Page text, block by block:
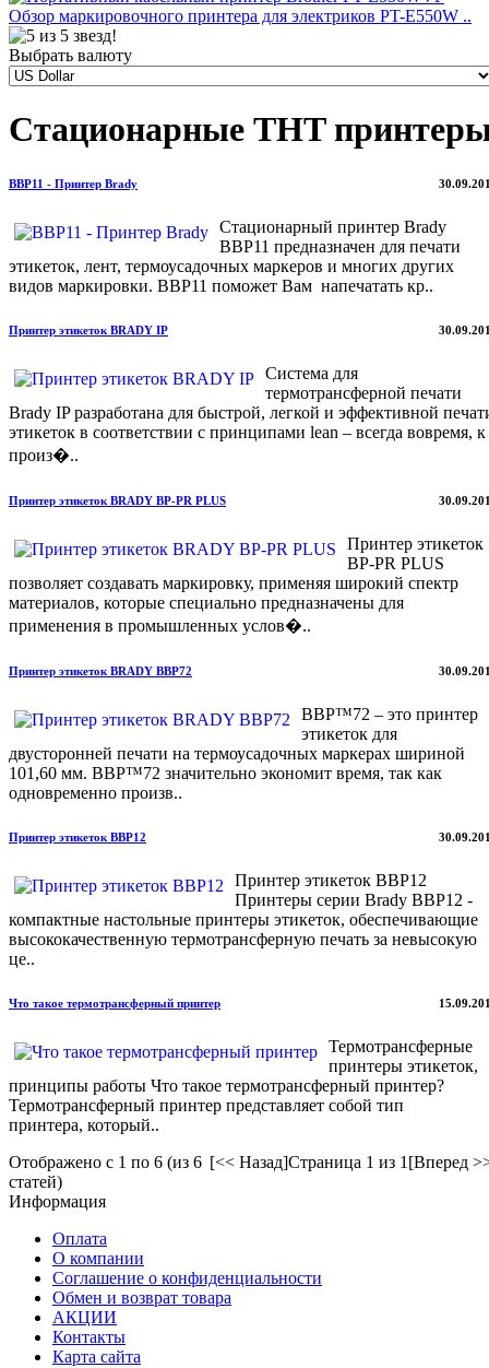
Обзор маркировочного принтера для электриков PT-E550W ..
Выбрать валюту
Стационарные THT
BBP11 - Принтер Brady
Стационарный принтер Brady
BBP11 предназначен для печати
этикеток, лент, термоусадочных маркеров и многих других
видов маркировки. BBP11 поможет Вам напечатать кр..
Принтер этикеток BRADY IP
Система для
термотрансферной печати
Brady IP разработана для быстрой, легкой и эффективной
этикеток в соответствии с принципами lean – всегда вовремя, к
произ�..
Принтер этикеток BRADY BP-PR PLUS
Принтер этикеток
BP-PR PLUS
позволяет создавать маркировку, применяя широкий спектр
материалов, которые специально предназначены для
применения в промышленных услов�..
Принтер этикеток BRADY BBP72
BBP™72 – это принтер
этикеток для
двусторонней печати на термоусадочных маркерах шириной
101,60 мм. BBP™72 значительно экономит время, так как
одновременно произв..
Принтер этикеток BBP12
Принтер этикеток BBP12
Принтеры серии Brady BBP12 -
компактные настольные принтеры этикеток, обеспечивающие
высококачественную термотрансферную печать за невысокую
це..
Что такое термотрансферный принтер
Термотрансферные
принтеры этикеток,
принципы работы Что такое термотрансферный принтер?
Термотрансферный принтер представляет собой тип
принтера, который..
[<< Назад]Страница 1 из 1 [Вперед
Отображено с 1 по 6 (из 6
статей)
Информация
Оплата
О компании
Соглашение о конфиденциальности
Обмен и возврат товара
АКЦИИ
Контакты
Карта сайта